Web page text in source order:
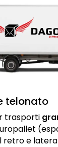
telonato
trasporti
retro e